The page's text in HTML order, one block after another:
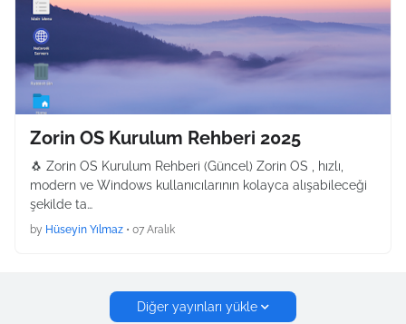
Zorin OS Kurulum Rehberi 2025
🐧 Zorin OS Kurulum Rehberi (Güncel) Zorin OS , hızlı,
modern ve Windows kullanıcılarının kolayca alışabileceği
şekilde ta…
by Hüseyin Yılmaz • 07 Aralık
Diğer yayınları yükle